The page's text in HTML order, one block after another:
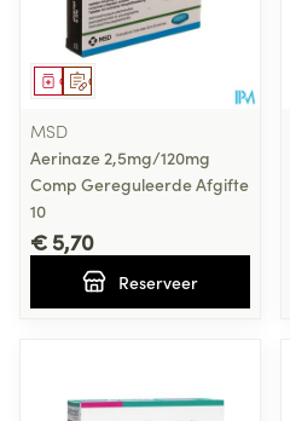
Op voorschrift
Geneesmiddel
MSD
Aerinaze 2,5mg/120mg
Comp Gereguleerde Afgifte
10
€ 5,70
Reserveer